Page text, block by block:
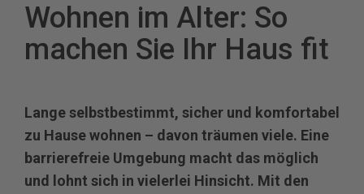
Wohnen im Alter: So
machen Sie Ihr Haus fit
Lange selbstbestimmt, sicher und komfortabel
zu Hause wohnen – davon träumen viele. Eine
barrierefreie Umgebung macht das möglich
und lohnt sich in vielerlei Hinsicht. Mit den